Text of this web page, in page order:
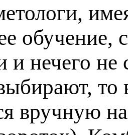
обучение,
и нечего
то
вручную